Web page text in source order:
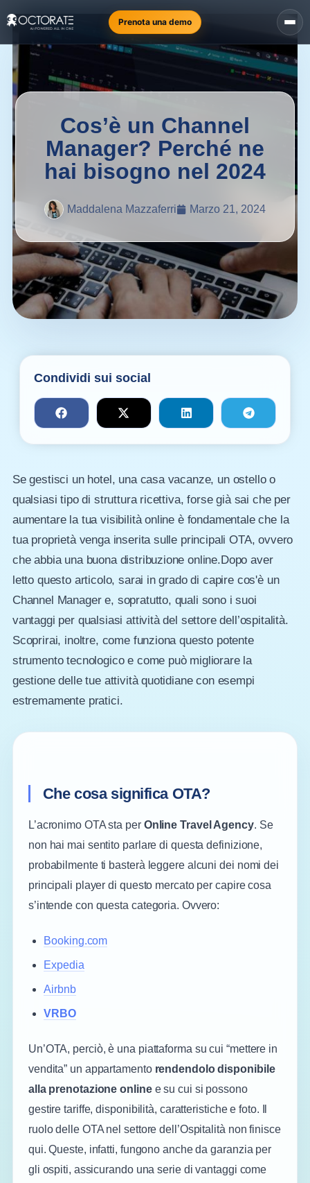
Prenota una demo
Cos’è un Channel
Manager? Perché ne
hai bisogno nel 2024
Maddalena Mazzaferri Marzo 21, 2024
Condividi sui social
Se gestisci un hotel, una casa vacanze, un ostello o
qualsiasi tipo di struttura ricettiva, forse già sai che per
aumentare la tua visibilità online è fondamentale che la
tua proprietà venga inserita sulle principali OTA, ovvero
che abbia una buona distribuzione online.Dopo aver
letto questo articolo, sarai in grado di capire cos'è un
Channel Manager e, sopratutto, quali sono i suoi
vantaggi per qualsiasi attività del settore dell’ospitalità.
Scoprirai, inoltre, come funziona questo potente
strumento tecnologico e come può migliorare la
gestione delle tue attività quotidiane con esempi
estremamente pratici.
Che cosa significa OTA?
L’acronimo OTA sta per Online Travel Agency. Se
non hai mai sentito parlare di questa definizione,
probabilmente ti basterà leggere alcuni dei nomi dei
principali player di questo mercato per capire cosa
s’intende con questa categoria. Ovvero:
Booking.com
Expedia
Airbnb
VRBO
Un’OTA, perciò, è una piattaforma su cui “mettere in
vendita” un appartamento rendendolo disponibile
alla prenotazione onlinee su cui si possono
gestire tariffe, disponibilità, caratteristiche e foto. Il
ruolo delle OTA nel settore dell’Ospitalità non finisce
qui. Queste, infatti, fungono anche da garanzia per
gli ospiti, assicurando una serie di vantaggi come